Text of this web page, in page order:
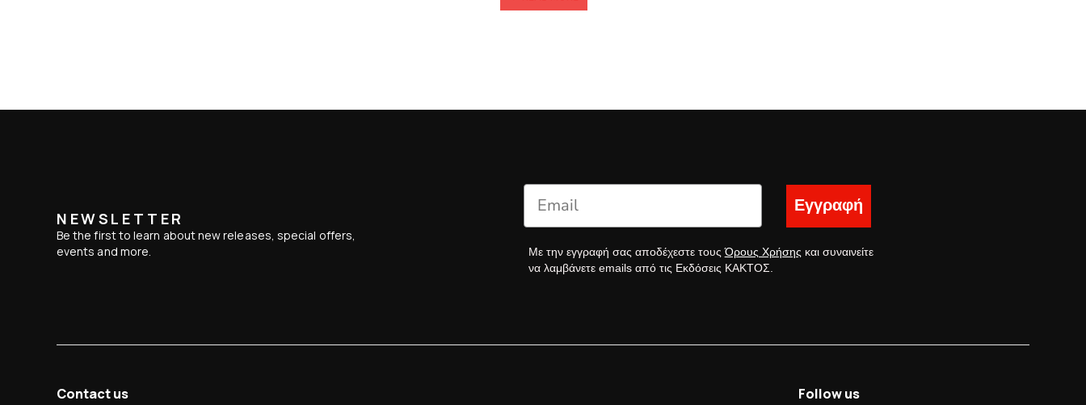
NEWSLETTER
Be the first to learn about new releases, special offers,
events and more.
Εγγραφή
Με την εγγραφή σας αποδέχεστε τουςΌρους Χρήσης και συναινείτε
να λαμβάνετε emails από τις Εκδόσεις ΚΑΚΤΟΣ.
Contact us Follow us